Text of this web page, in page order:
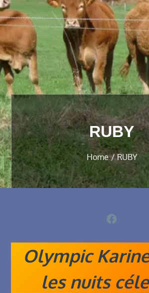
RUBY
Home RUBY
Facebook
Olympic
les nuits